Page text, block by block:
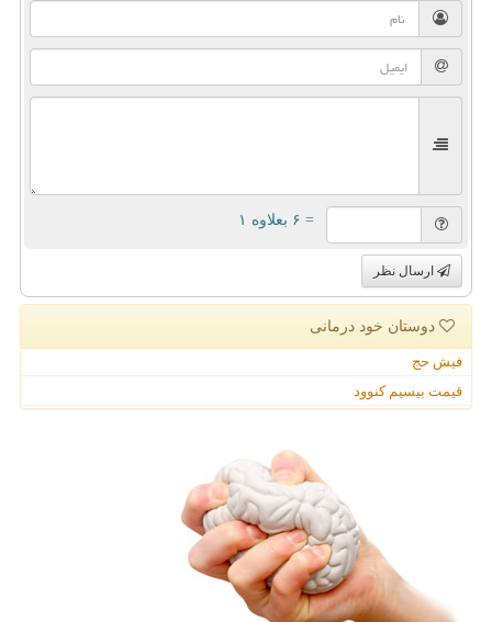
= ۶ بعلاوه ۱
ارسال نظر
دوستان خود درمانی
فیش حج
قیمت بیسیم کنوود